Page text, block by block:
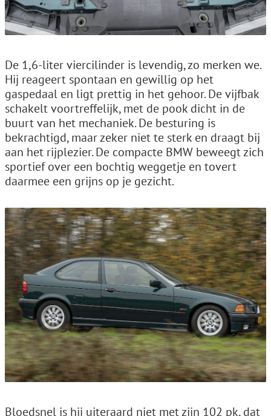
De 1,6-liter viercilinder is levendig, zo merken we.
Hij reageert spontaan en gewillig op het
gaspedaal en ligt prettig in het gehoor. De vijfbak
schakelt voortreffelijk, met de pook dicht in de
buurt van het mechaniek. De besturing is
bekrachtigd, maar zeker niet te sterk en draagt bij
aan het rijplezier. De compacte BMW beweegt zich
sportief over een bochtig weggetje en tovert
daarmee een grijns op je gezicht.
Bloedsnel is hij uiteraard niet met zijn 102 pk, dat